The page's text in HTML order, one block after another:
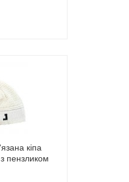
кіпа
пензликом